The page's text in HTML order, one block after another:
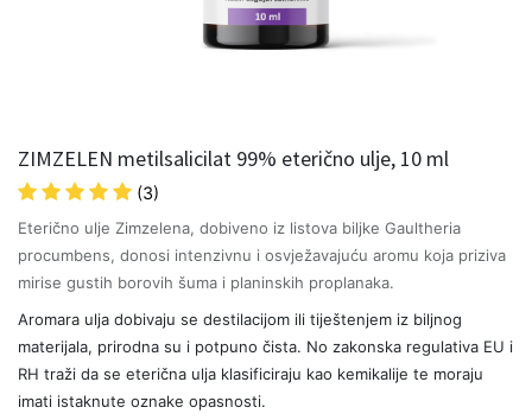
ZIMZELEN metilsalicilat 99% eterično ulje, 10 ml
(3)
Eterično ulje Zimzelena, dobiveno iz listova biljke Gaultheria
procumbens, donosi intenzivnu i osvježavajuću aromu koja priziva
mirise gustih borovih šuma i planinskih proplanaka.
Aromara ulja dobivaju se destilacijom ili tiještenjem iz biljnog
materijala, prirodna su i potpuno čista. No zakonska regulativa EU i
RH traži da se eterična ulja klasificiraju kao kemikalije te moraju
imati istaknute oznake opasnosti.